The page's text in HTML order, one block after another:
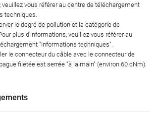
veuillez vous référer au centre de téléchargement
techniques.
le degré de pollution et la catégorie de
plus d'informations, veuillez vous référer au
"Informations techniques".
le connecteur du câble avec le connecteur de
filetée est serrée "à la main" (environ 60 cNm).